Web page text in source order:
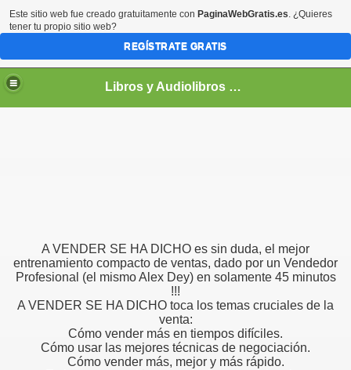
Libros y Audiolibros Para emprendedores
A VENDER SE HA DICHO es sin duda, el mejor
entrenamiento compacto de ventas, dado por un Vendedor
Profesional (el mismo Alex Dey) en solamente 45 minutos
!!!
A VENDER SE HA DICHO toca los temas cruciales de la
venta:
Cómo vender más en tiempos difíciles.
Cómo usar las mejores técnicas de negociación.
Cómo vender más, mejor y más rápido.
Este sitio web fue creado gratuitamente con PaginaWebGratis.es. ¿Quieres
tener tu propio sitio web?
REGÍSTRATE GRATIS